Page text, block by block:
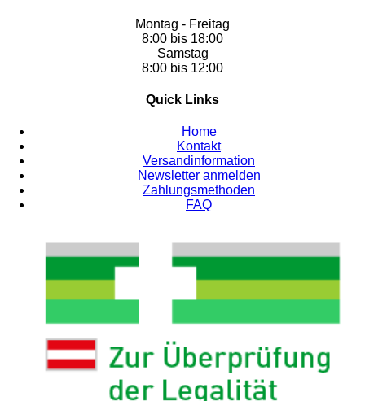
Montag - Freitag
8:00 bis 18:00
Samstag
8:00 bis 12:00
Quick Links
Home
Kontakt
Versandinformation
Newsletter anmelden
Zahlungsmethoden
FAQ